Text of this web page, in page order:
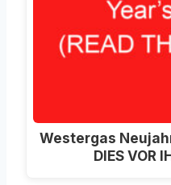
Westergas
DIES VOR